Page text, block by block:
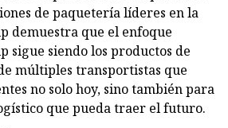
de paquetería líderes en la
demuestra que el enfoque
sigue siendo los productos de
múltiples transportistas que
no solo hoy, sino también para
que pueda traer el futuro.